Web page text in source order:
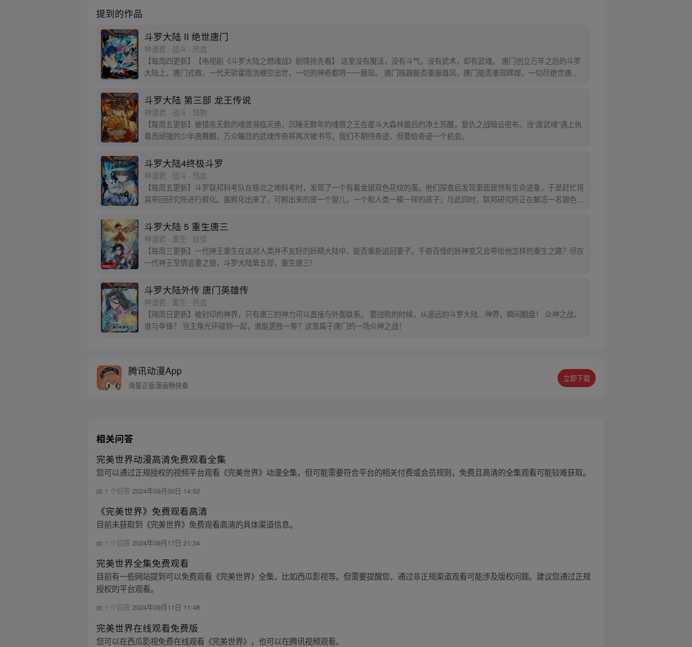
提到的作品
斗罗大陆 II 绝世唐门
神漫君 · 战斗 · 热血
【每周四更新】【电视剧《斗罗大陆之燃魂战》剧情抢先看】 这里没有魔法，没有斗气，没有武术，却有武魂。 唐门创立万年之后的斗罗
大陆上，唐门式微，一代天骄霍雨浩横空出世，一切的神奇都将一一展现。 唐门暗器能否重振雄风，唐门能否重现辉煌，一切尽绝世唐
斗罗大陆 第三部 龙王传说
神漫君 · 战斗 · 怪物
【每周五更新】被猎杀无数的魂兽濒临灭绝，沉睡无数年的魂兽之王在星斗大森林最后的净土苏醒，复仇之战暗云密布。当“废武魂”遇上执
着而顽强的少年唐舞麟，万众瞩目的武魂传奇将再次被书写。我们不期待奇迹，但要给奇迹一个机会。
斗罗大陆4终极斗罗
神漫君 · 战斗 · 热血
【每周五更新】斗罗联邦科考队在极北之地科考时，发现了一个有着金银双色花纹的蛋。他们探查后发现里面居然有生命迹象，于是赶忙将
其带回研究所进行孵化。蛋孵化出来了，可孵出来的是一个婴儿，一个和人类一模一样的孩子；与此同时，联邦研究所正在解冻一名银色长
斗罗大陆 5 重生唐三
神漫君 · 重生 · 妖怪
【每周三更新】一代神王重生在这对人类并不友好的妖精大陆中，能否重新追回妻子。千奇百怪的妖神变又会带给他怎样的重生之路？尽在
一代神王至情追妻之旅，斗罗大陆第五部，重生唐三!
斗罗大陆外传 唐门英雄传
神漫君 · 重生 · 热血
【隔周日更新】被封印的神界，只有唐三的神力可以直接与外面联系。 要战败的时候，从遥远的斗罗大陆…神界，瞬间翻盘！ 众神之战，
谁与争锋？ 当主角光环碰到一起，谁能更胜一筹？这是属于唐门的一场众神之战！
腾讯动漫App
海量正版漫画畅快看
立即下载
相关问答
完美世界动漫高清免费观看全集
您可以通过正规授权的视频平台观看《完美世界》动漫全集，但可能需要符合平台的相关付费或会员规则，免费且高清的全集观看可能较难获取。
1 个回答2024年09月30日 14:52
《完美世界》免费观看高清
目前未获取到《完美世界》免费观看高清的具体渠道信息。
1 个回答2024年09月17日 21:34
完美世界全集免费观看
目前有一些网站提到可以免费观看《完美世界》全集，比如西瓜影视等。但需要提醒您，通过非正规渠道观看可能涉及版权问题。建议您通过正规
授权的平台观看。
1 个回答2024年09月11日 11:48
完美世界在线观看免费版
您可以在西瓜影视免费在线观看《完美世界》，也可以在腾讯视频观看。